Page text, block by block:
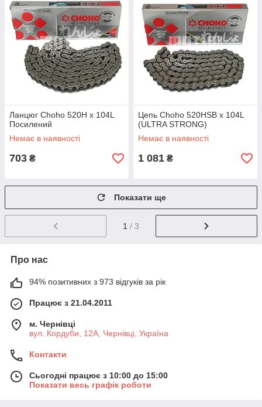
Ланцюг Choho 520H x 104L
Посилений
Немає в наявності
703 ₴
Цепь Choho 520HSB x 104L
(ULTRA STRONG)
Немає в наявності
1 081 ₴
Показати ще
1 / 3
Про нас
94% позитивних з 973 відгуків за рік
Працює з 21.04.2011
м. Чернівці
вул. Кордуби, 12А, Чернівці, Україна
Контакти
Сьогодні працює з 10:00 до 15:00
Показати весь графік роботи